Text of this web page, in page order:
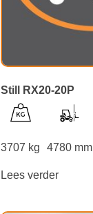
Still RX20-20P
3707 kg 4780 mm
Lees verder